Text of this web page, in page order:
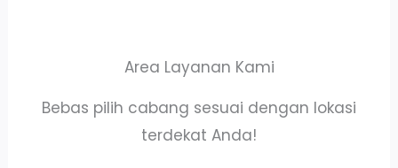
Area Layanan Kami
Bebas pilih cabang sesuai dengan lokasi
terdekat Anda!